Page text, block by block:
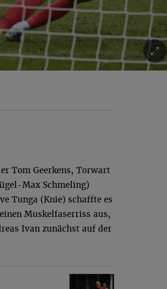
Tom Geerkens, Torwart
Max Schmeling)
Tunga (Knie) schaffte es
Muskelfaserriss aus,
Ivan zunächst auf der